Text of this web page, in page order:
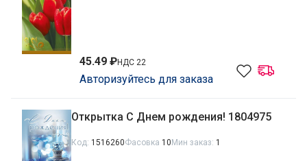
45.49 ₽НДС 22
Авторизуйтесь для заказа
Открытка С Днем рождения! 1804975
Код: 1516260Фасовка 10Мин заказ: 1